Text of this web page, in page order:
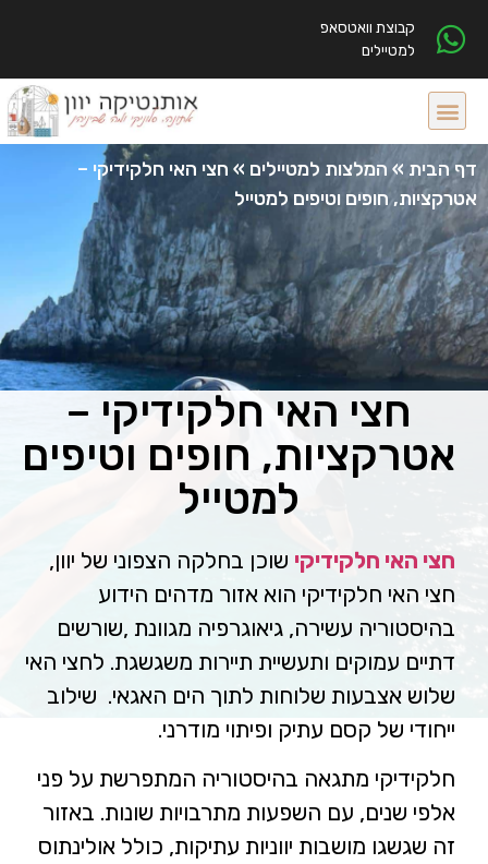
קבוצת וואטסאפ
למטיילים
דף הבית » המלצות למטיילים » חצי האי חלקידיקי –
אטרקציות, חופים וטיפים למטייל
חצי האי חלקידיקי –
אטרקציות, חופים וטיפים
למטייל
חצי האי חלקידיקי שוכן בחלקה הצפוני של יוון,
חצי האי חלקידיקי הוא אזור מדהים הידוע
בהיסטוריה עשירה, גיאוגרפיה מגוונת ,שורשים
דתיים עמוקים ותעשיית תיירות משגשגת. לחצי האי
שלוש אצבעות שלוחות לתוך הים האגאי. שילוב
ייחודי של קסם עתיק ופיתוי מודרני.
חלקידיקי מתגאה בהיסטוריה המתפרשת על פני
אלפי שנים, עם השפעות מתרבויות שונות. באזור
זה שגשגו מושבות יווניות עתיקות, כולל אולינתוס